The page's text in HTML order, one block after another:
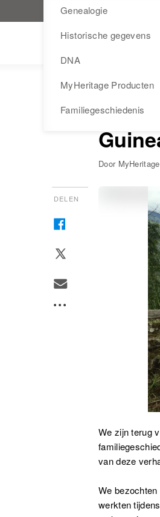
Bezoek MyHeritage.nl
Genealogie
Historische gegevens
DNA
MyHeritage Producten
Familiegeschiedenis
EVENEMENTEN
Tribal
Door
DELEN
We zijn terug
van deze
We
werkten